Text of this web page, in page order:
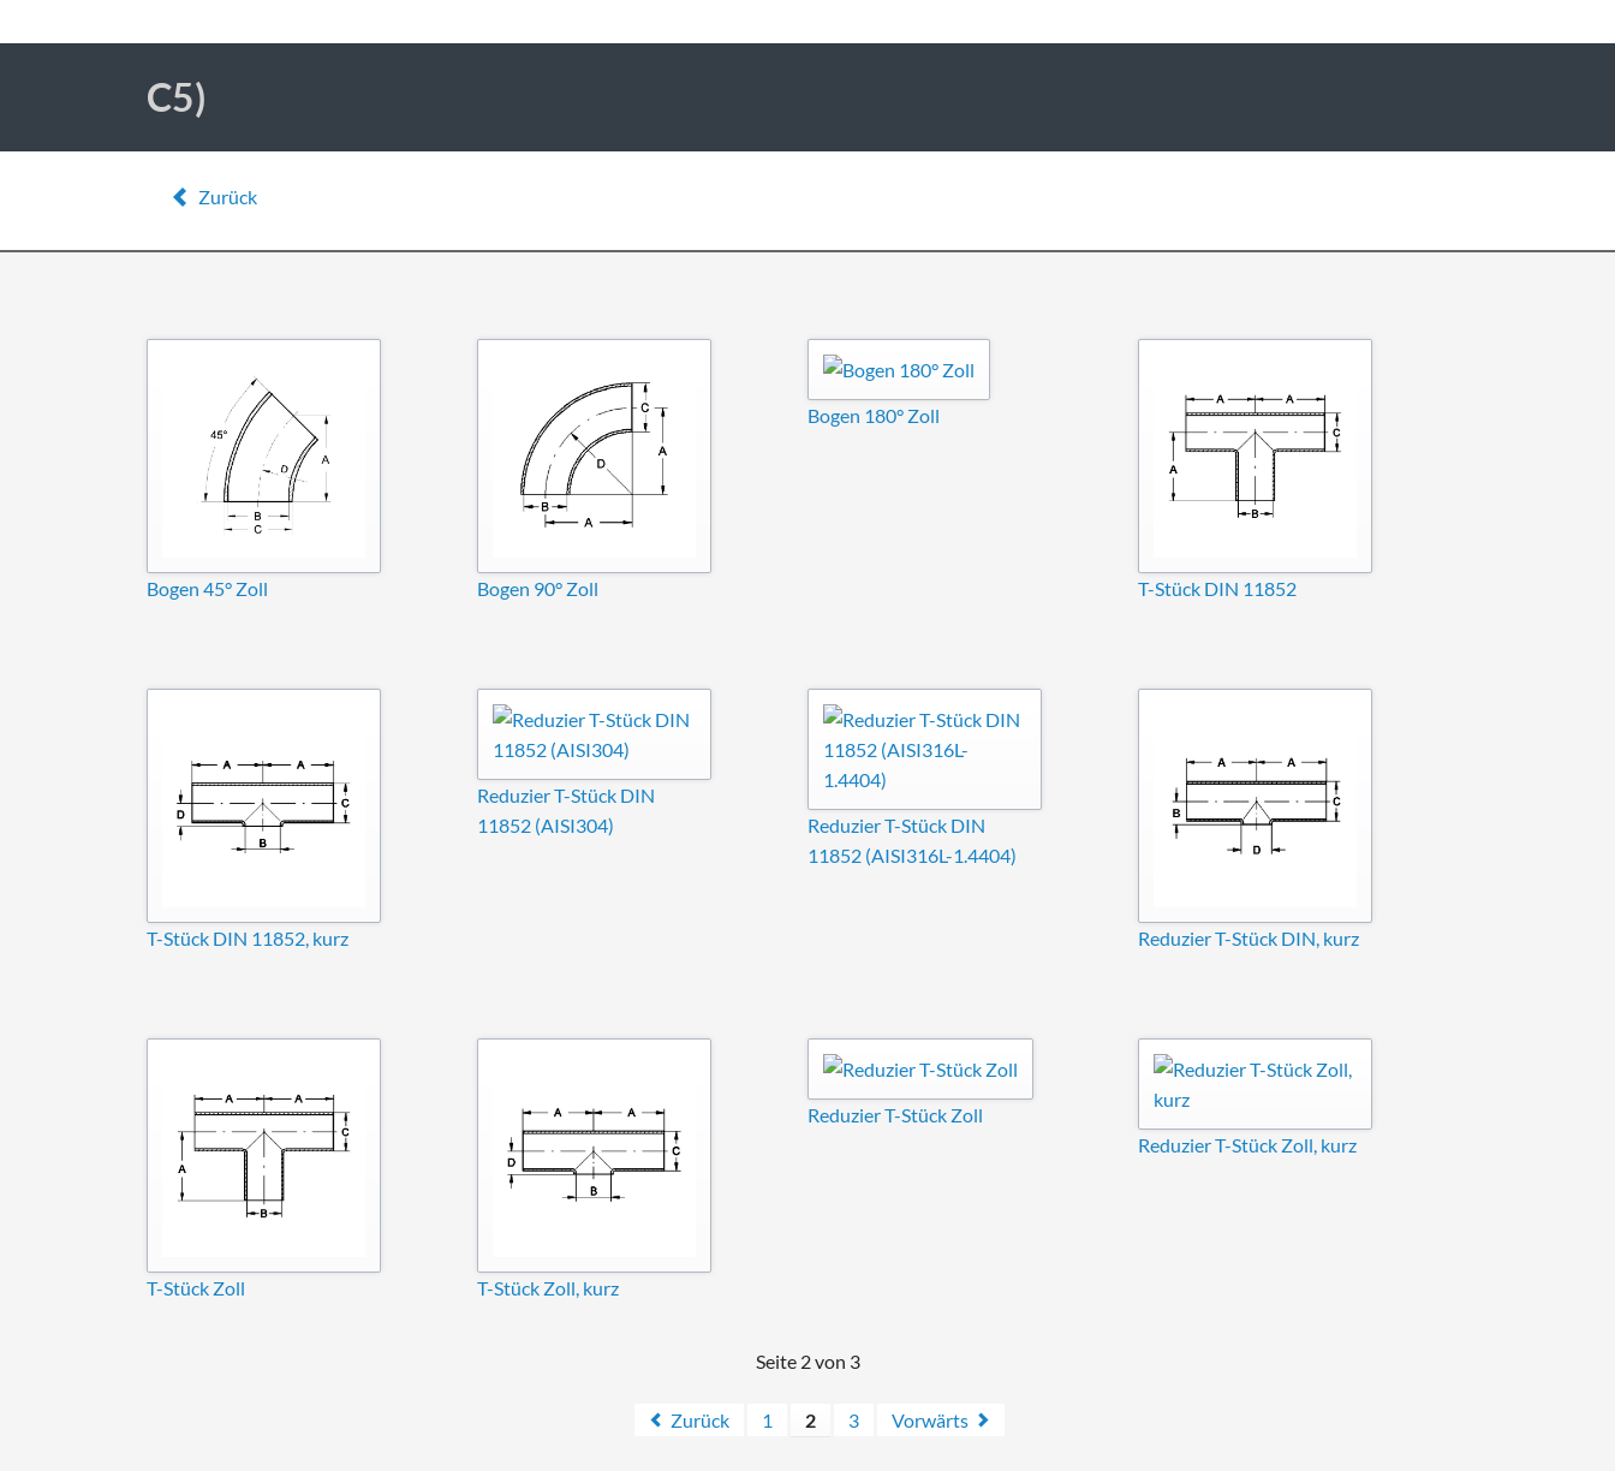
C5)
Zurück
Bogen 45° Zoll Bogen 90° Zoll
Bogen 180° Zoll
T-Stück DIN 11852
T-Stück DIN 11852, kurz
Reduzier T-Stück DIN
11852 (AISI304)
Reduzier T-Stück DIN
11852 (AISI316L-1.4404)
Reduzier T-Stück DIN, kurz
T-Stück Zoll T-Stück Zoll, kurz
Reduzier T-Stück Zoll
Reduzier T-Stück Zoll, kurz
Seite 2 von 3
Zurück 1 2 3 Vorwärts